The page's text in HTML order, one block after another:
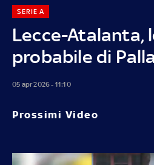
Lecce-Atalanta,
probabile di
SERIE A
05 apr 2026 - 11:10
Prossimi Video